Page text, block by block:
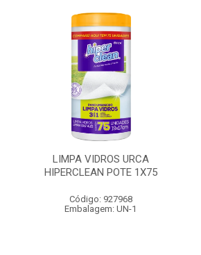
LIMPA VIDROS URCA
HIPERCLEAN POTE 1X75
Código: 927968
Embalagem: UN-1